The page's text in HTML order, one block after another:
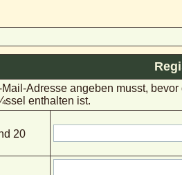
Adresse angeben musst,
enthalten ist.
20